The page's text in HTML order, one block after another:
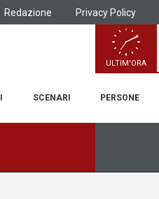
Redazione Privacy Policy
ULTIM'ORA
SCENARI PERSONE